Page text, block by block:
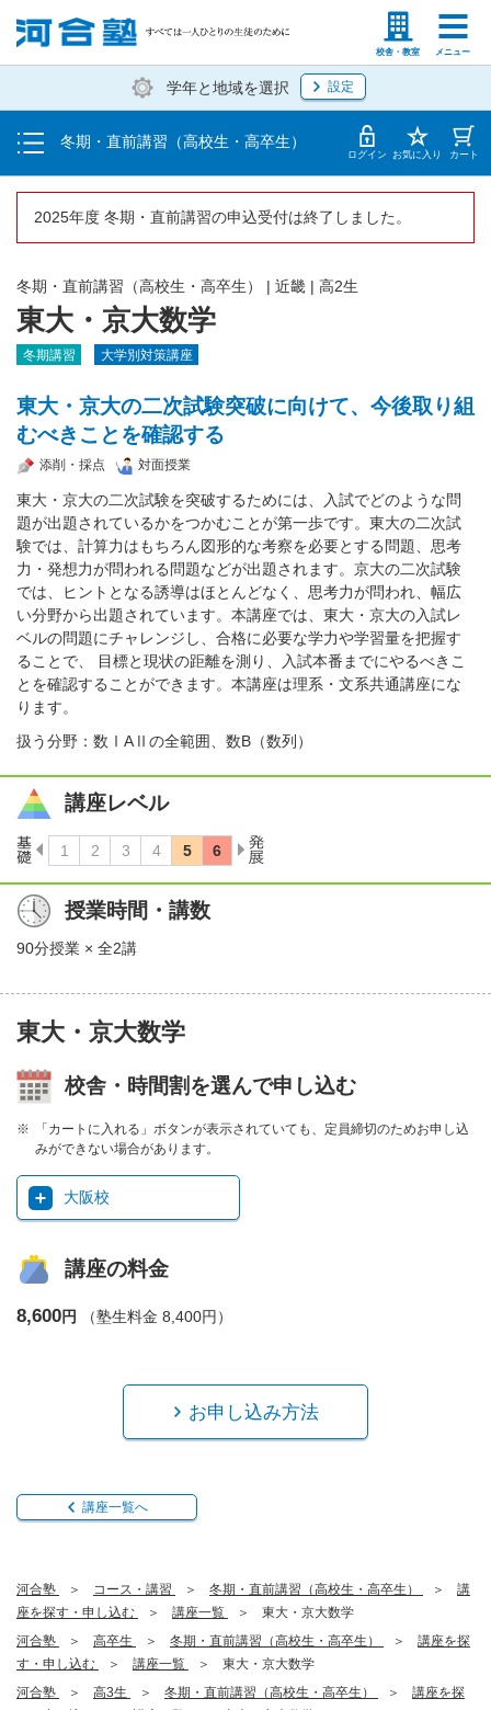
校舎・教室 メニュー
塾生の方 高等学校の先生
学年と地域を選択 設定
冬期・直前講習（高校生・高卒生）
受講料・お申し込み方法
受講開始までの流れ
校舎一覧 ログイン お気に入り カート
2025年度 冬期・直前講習の申込受付は終了しました。
東大・京大数学
冬期・直前講習（高校生・高卒生） | 近畿 | 高2生
冬期講習 大学別対策講座
東大・京大の二次試験突破に向けて、今後取り組
むべきことを確認する
添削・採点 対面授業
東大・京大の二次試験を突破するためには、入試でどのような問
題が出題されているかをつかむことが第一歩です。東大の二次試
験では、計算力はもちろん図形的な考察を必要とする問題、思考
力・発想力が問われる問題などが出題されます。京大の二次試験
では、ヒントとなる誘導はほとんどなく、思考力が問われ、幅広
い分野から出題されています。本講座では、東大・京大の入試レ
ベルの問題にチャレンジし、合格に必要な学力や学習量を把握す
ることで、 目標と現状の距離を測り、入試本番までにやるべきこ
とを確認することができます。本講座は理系・文系共通講座にな
ります。
扱う分野：数ⅠAⅡの全範囲、数B（数列）
講座レベル
授業時間・講数
90分授業 × 全2講
東大・京大数学
校舎・時間割を選んで申し込む
「カートに入れる」ボタンが表示されていても、定員締切のためお申し込
みができない場合があります。
大阪校
講座の料金
8,600円 （塾生料金 8,400円）
お申し込み方法
講座一覧へ
河合塾 コース・講習 冬期・直前講習（高校生・高卒生）
講
座を探す・申し込む
講座一覧
東大・京大数学
河合塾
高卒生 冬期・直前講習（高校生・高卒生）
講座を探
す・申し込む
講座一覧
東大・京大数学
河合塾
高3生 冬期・直前講習（高校生・高卒生）
講座を探